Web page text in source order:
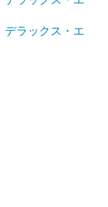
デラックス・エ